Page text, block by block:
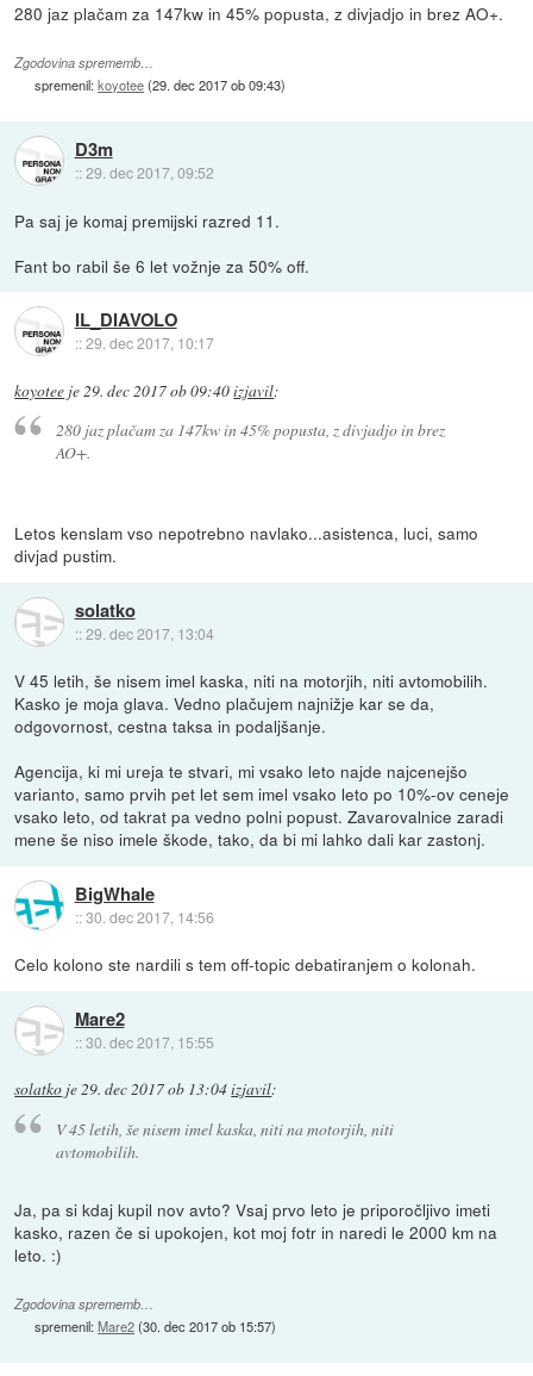
280 jaz plačam za 147kw in 45% popusta, z divjadjo in brez AO+.
Zgodovina sprememb…
spremenil:koyotee(29. dec 2017 ob 09:43)
D3m
::29. dec 2017, 09:52
Pa saj je komaj premijski razred 11.
Fant bo rabil še 6 let vožnje za 50% off.
IL_DIAVOLO
::29. dec 2017, 10:17
koyotee je29. dec 2017 ob 09:40izjavil:
280 jaz plačam za 147kw in 45% popusta, z divjadjo in brez
AO+.
Letos kenslam vso nepotrebno navlako...asistenca, luci, samo
divjad pustim.
solatko
::29. dec 2017, 13:04
V 45 letih, še nisem imel kaska, niti na motorjih, niti avtomobilih.
Kasko je moja glava. Vedno plačujem najnižje kar se da,
odgovornost, cestna taksa in podaljšanje.
Agencija, ki mi ureja te stvari, mi vsako leto najde najcenejšo
varianto, samo prvih pet let sem imel vsako leto po 10%-ov ceneje
vsako leto, od takrat pa vedno polni popust. Zavarovalnice zaradi
mene še niso imele škode, tako, da bi mi lahko dali kar zastonj.
BigWhale
::30. dec 2017, 14:56
Celo kolono ste nardili s tem off-topic debatiranjem o kolonah.
Mare2
::30. dec 2017, 15:55
solatko je29. dec 2017 ob 13:04izjavil:
V 45 letih, še nisem imel kaska, niti na motorjih, niti
avtomobilih.
Ja, pa si kdaj kupil nov avto? Vsaj prvo leto je priporočljivo imeti
kasko, razen če si upokojen, kot moj fotr in naredi le 2000 km na
leto. :)
Zgodovina sprememb…
spremenil:Mare2(30. dec 2017 ob 15:57)